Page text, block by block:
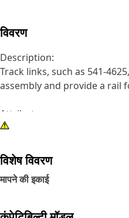
विवरण
Description:
Track links, such as 541-
assembly and provide a rail
Attributes:
• Right hand track link
• For use with Sealed and
• Cat Sealed and Lubricated
eliminates internal pin and
विशेष विवरण
मापने की इकाई